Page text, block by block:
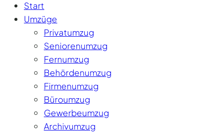
Start
Umzüge
Privatumzug
Seniorenumzug
Fernumzug
Behördenumzug
Firmenumzug
Büroumzug
Gewerbeumzug
Archivumzug